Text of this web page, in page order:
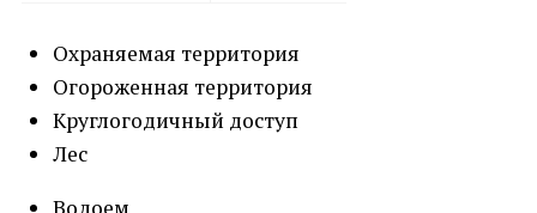
Охраняемая территория
Огороженная территория
Круглогодичный доступ
Лес